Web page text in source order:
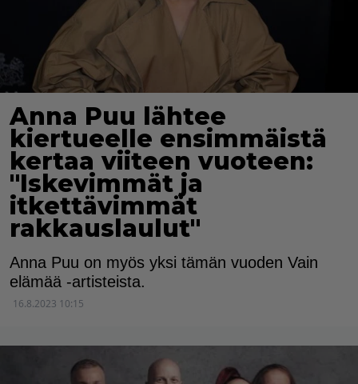
Anna Puu lähtee
kiertueelle ensimmäistä
kertaa viiteen vuoteen:
"Iskevimmät ja
itkettävimmät
rakkauslaulut"
Anna Puu on myös yksi tämän vuoden Vain
elämää -artisteista.
16.8.2023 10:15